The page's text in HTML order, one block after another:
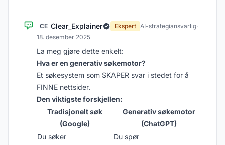
CE Clear_Explainer Ekspert AI-strategiansvarlig·
18. desember 2025
La meg gjøre dette enkelt:
Hva er en generativ søkemotor?
Et søkesystem som SKAPER svar i stedet for å
FINNE nettsider.
Den viktigste forskjellen:
Tradisjonelt søk
(Google)
Generativ søkemotor
(ChatGPT)
Du søker
Du spør